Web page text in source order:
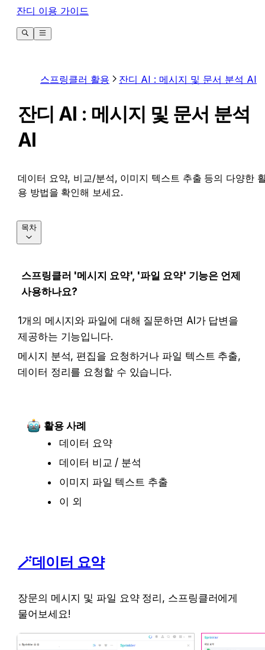
잔디 이용 가이드
스프링클러 활용 잔디 AI : 메시지 및 문서 분석 AI
잔디 AI : 메시지 및 문서 분석
AI
데이터 요약, 비교/분석, 이미지 텍스트 추출 등의 다양한
용 방법을 확인해 보세요.
스프링클러 '메시지 요약', '파일 요약' 기능은 언제
사용하나요?
1개의 메시지와 파일에 대해 질문하면 AI가 답변을
제공하는 기능입니다.
메시지 분석, 편집을 요청하거나 파일 텍스트 추출,
데이터 정리를 요청할 수 있습니다.
활용 사례
데이터 요약
데이터 비교 / 분석
이미지 파일 텍스트 추출
이 외
🪄데이터 요약
장문의 메시지 및 파일 요약 정리, 스프링클러에게
물어보세요!
목차